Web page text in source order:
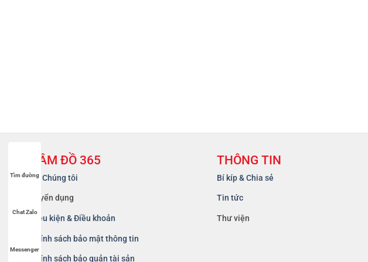
CẦM ĐỒ 365
Về Chúng tôi
Tuyển dụng
Điều kiện & Điều khoản
Chính sách bảo mật thông tin
Chính sách bảo quản tài sản
THÔNG TIN
Bí kíp & Chia sẻ
Tin tức
Thư viện
Tìm đường
Chat Zalo
Messenger